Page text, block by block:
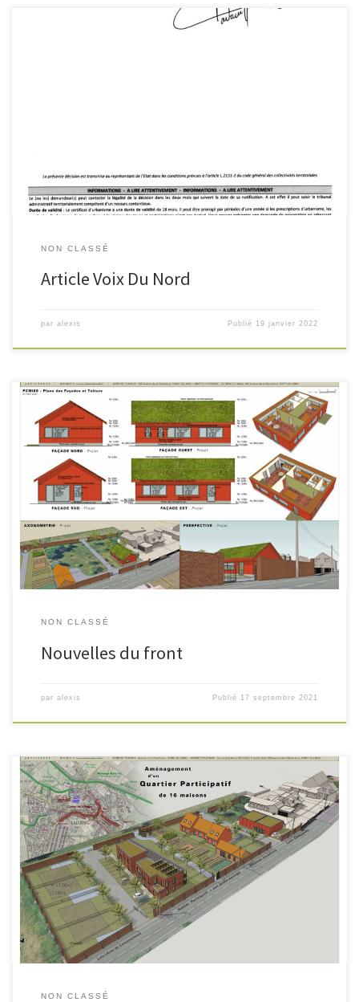
NON CLASSÉ
Article Voix Du Nord
par alexis Publié 19 janvier 2022
Le projet est toujours en stand-by suite au blocage par la municipalité
de Lallaing, qui refuse tout compromis. 2 demandes de permis de
construire ont été déposées en mai 2021 et août 2021 sur la parcelle de
mes parents. Le résultat est à nouveau 2 sursis à statuer. Vis-à-vis du
[…]
NON CLASSÉ
Nouvelles du front
par alexis Publié 17 septembre 2021
NON CLASSÉ